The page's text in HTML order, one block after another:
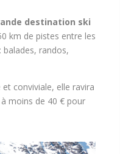
destination ski
km de pistes entre les
balades, randos,
et conviviale, elle ravira
moins de 40 € pour